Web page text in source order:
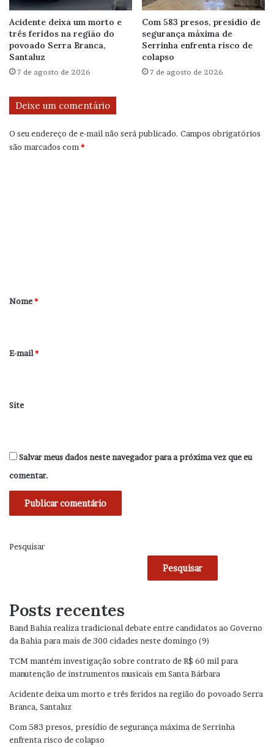
Acidente deixa um morto e
três feridos na região do
povoado Serra Branca,
Santaluz
7 de agosto de 2026
Com 583 presos, presídio de
segurança máxima de
Serrinha enfrenta risco de
colapso
7 de agosto de 2026
Deixe um comentário
O seu endereço de e-mail não será publicado. Campos obrigatórios
são marcados com *
r
*
Nome*
E-mail*
Site
Salvar meus dados neste navegador para a próxima vez que eu
comentar.
Pesquisar
Pesquisar
Posts recentes
Band Bahia realiza tradicional debate entre candidatos ao Governo
da Bahia para mais de 300 cidades neste domingo (9)
TCM mantém investigação sobre contrato de R$ 60 mil para
manutenção de instrumentos musicais em Santa Bárbara
Acidente deixa um morto e três feridos na região do povoado Serra
Branca, Santaluz
Com 583 presos, presídio de segurança máxima de Serrinha
enfrenta risco de colapso